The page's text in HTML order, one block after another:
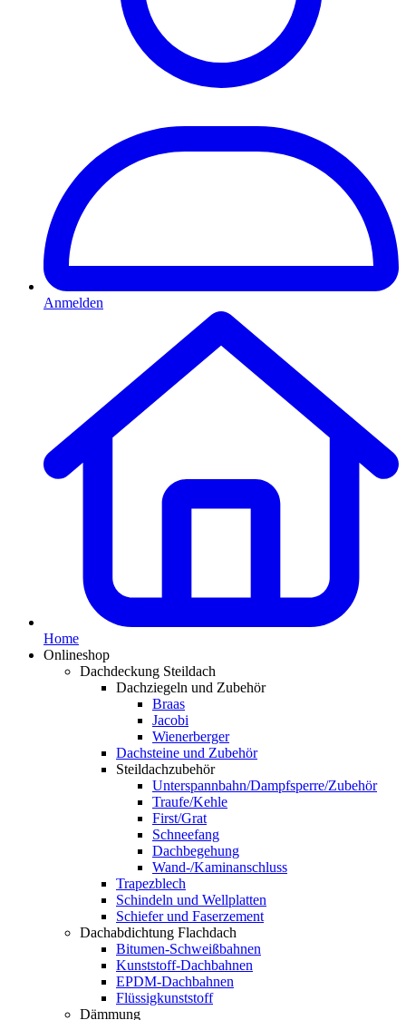
Anmelden
Home
Onlineshop
Dachdeckung Steildach
Dachziegeln und Zubehör
Braas
Jacobi
Wienerberger
Dachsteine und Zubehör
Steildachzubehör
Unterspannbahn/Dampfsperre/Zubehör
Traufe/Kehle
First/Grat
Schneefang
Dachbegehung
Wand-/Kaminanschluss
Trapezblech
Schindeln und Wellplatten
Schiefer und Faserzement
Dachabdichtung Flachdach
Bitumen-Schweißbahnen
Kunststoff-Dachbahnen
EPDM-Dachbahnen
Flüssigkunststoff
Dämmung